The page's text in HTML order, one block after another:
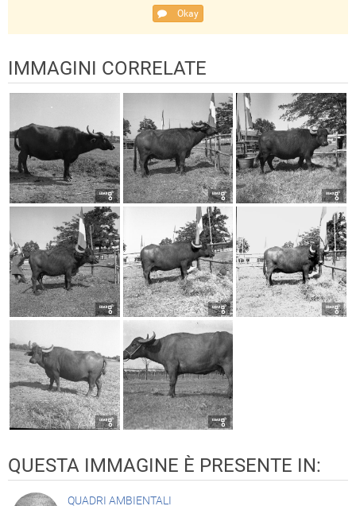
Okay
IMMAGINI CORRELATE
QUESTA IMMAGINE È PRESENTE IN:
QUADRI AMBIENTALI